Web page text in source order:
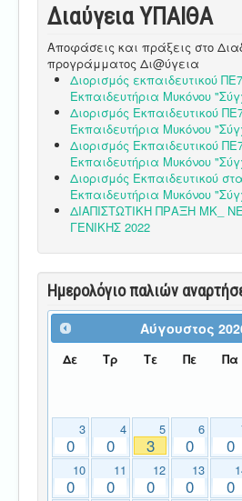
Διαύγεια ΥΠΑΙΘA
Αποφάσεις και πράξεις στο
προγράμματος Δι@ύγεια
Διορισμός εκπαιδευτικού
Εκπαιδευτήρια Μυκόνου
Διορισμός Εκπαιδευτικού
Εκπαιδευτήρια Μυκόνου
Διορισμός Εκπαιδευτικού
Εκπαιδευτήρια Μυκόνου
Διορισμός Εκπαιδευτικού
Εκπαιδευτήρια Μυκόνου
ΔΙΑΠΙΣΤΩΤΙΚΗ ΠΡΑΞΗ ΜΚ_
ΓΕΝΙΚΗΣ 2022
Ημερολόγιο παλιών
Αύγουστος
Δε Τρ Τε Πε Πα
3
0
4
0
5
3
6
0 0
10
0
11
0
12
0
13
0 0